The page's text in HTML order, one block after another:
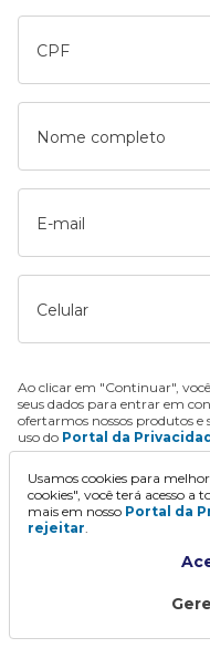
CPF
Nome completo
E-mail
Celular
Ao clicar em "Continuar",
seus dados para entrar em
ofertarmos nossos produtos e
uso do Portal da
Usamos cookies para
cookies", você terá acesso a
mais em nosso Portal da
rejeitar.